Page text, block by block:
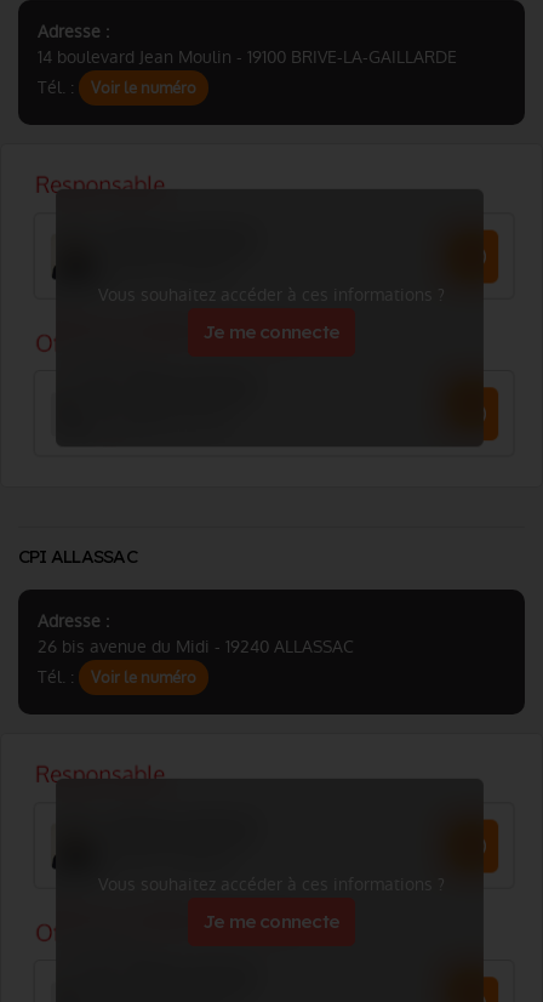
Adresse :
14 boulevard Jean Moulin - 19100 BRIVE-LA-GAILLARDE
Tél. :
Voir le numéro
Vous souhaitez accéder à ces informations ?
Je me connecte
CPI ALLASSAC
Adresse :
26 bis avenue du Midi - 19240 ALLASSAC
Tél. :
Voir le numéro
Vous souhaitez accéder à ces informations ?
Je me connecte